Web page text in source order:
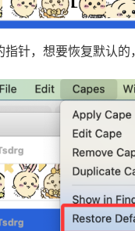
指针，想要恢复默认